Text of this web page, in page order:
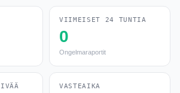
VIIMEISET 24 TUNTIA
0
Ongelmaraportit
VASTEAIKA